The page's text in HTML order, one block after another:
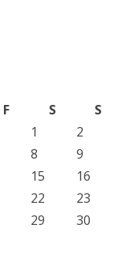
F S
S
1
2
8
9
15
16
22
23
29
30